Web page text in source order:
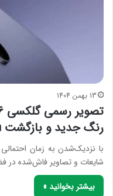
13 بهمن 1404
رنگ جدید و بازگشت S Pen
شایعات و تصاویر فاش‌شده در
بیشتر بخوانید »